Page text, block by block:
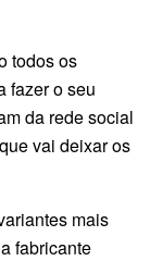
todos os
fazer o seu
da rede social
vai deixar os
mais
fabricante